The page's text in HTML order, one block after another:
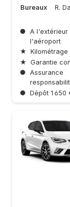
Bureaux R.
● A l'extérieur
l'aéroport
★ Kilométrage
★ Garantie
● Assurance
● Dépôt 1 650